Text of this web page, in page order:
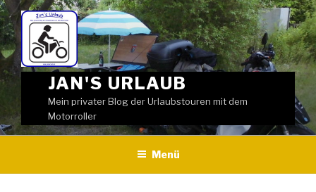
Weiter
zum
Inhalt
JAN'S URLAUB
Mein privater Blog der Urlaubstouren mit dem
Motorroller
Menü